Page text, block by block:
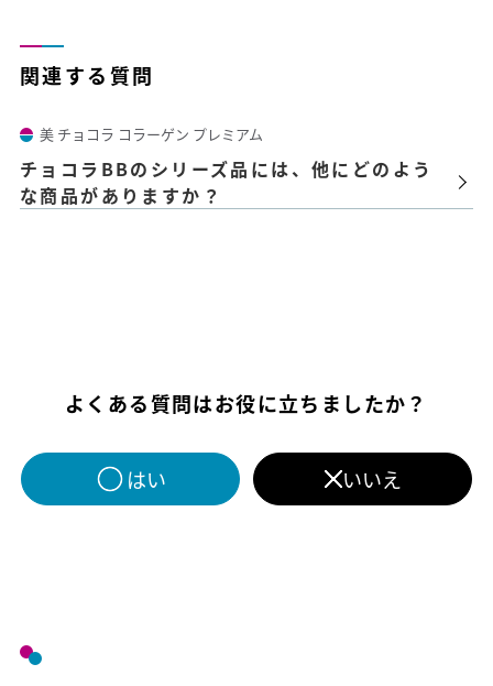
関連する質問
美 チョコラ コラーゲン プレミアム
チョコラBBのシリーズ品には、他にどのよう
な商品がありますか？
よくある質問はお役に立ちましたか？
はい いいえ